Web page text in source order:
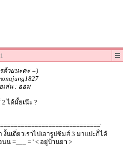
ด้วยนะคะ =)
เล่น : ออม
ได้มั้ยเน๊ะ ?
นเดี๋ยวเราไปเอารูปซิมส์ 3 มาแปะก็ได้
น =___ = ' < อยู่บ้านย่า >